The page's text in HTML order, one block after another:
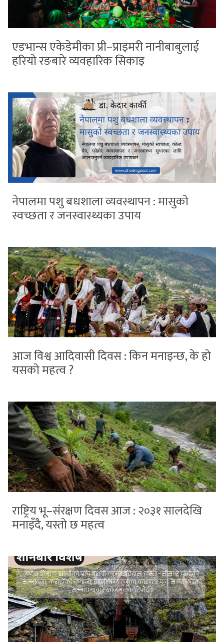
एडभान्स एकेडेमीका प्री–प्राइमरी नानीबाबुलाई
हरियो रङबारे व्यवहारिक सिकाइ
नेपालमा पशु बधशाला व्यवस्थापन : मासुको
स्वच्छता र जनस्वास्थ्यका उपाय
आज विश्व आदिवासी दिवस : किन मनाइन्छ, के हो
यसको महत्व ?
राष्ट्रिय भू–संरक्षण दिवस आज : २०३१ सालदेखि
मनाइँदै, यस्तो छ महत्व